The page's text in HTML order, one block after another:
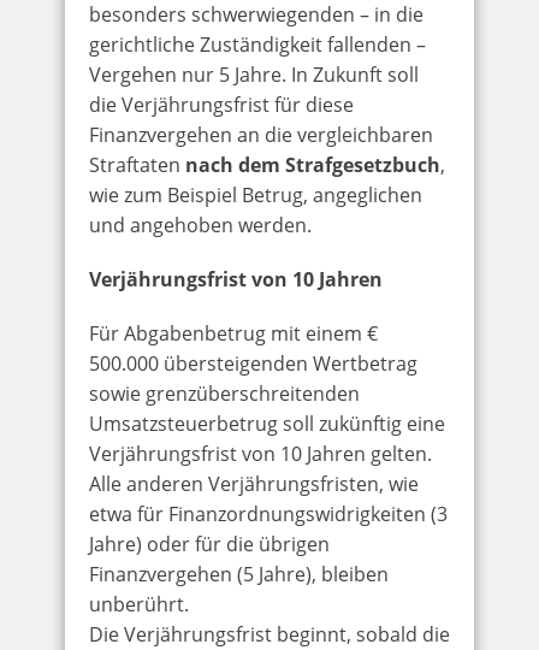
besonders schwerwiegenden – in die
gerichtliche Zuständigkeit fallenden –
Vergehen nur 5 Jahre. In Zukunft soll
die Verjährungsfrist für diese
Finanzvergehen an die vergleichbaren
Straftaten nach dem Strafgesetzbuch,
wie zum Beispiel Betrug, angeglichen
und angehoben werden.
Verjährungsfrist von 10 Jahren
Für Abgabenbetrug mit einem €
500.000 übersteigenden Wertbetrag
sowie grenzüberschreitenden
Umsatzsteuerbetrug soll zukünftig eine
Verjährungsfrist von 10 Jahren gelten.
Alle anderen Verjährungsfristen, wie
etwa für Finanzordnungswidrigkeiten (3
Jahre) oder für die übrigen
Finanzvergehen (5 Jahre), bleiben
unberührt.
Die Verjährungsfrist beginnt, sobald die